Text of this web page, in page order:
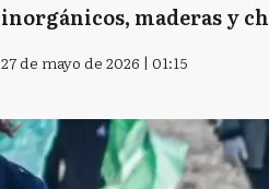
inorgánicos, maderas y
27 de mayo de 2026 | 01:15